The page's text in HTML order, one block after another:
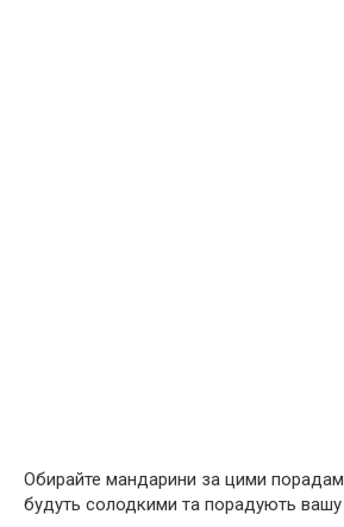
Обирайте мандарини за цими
будуть солодкими та порадують